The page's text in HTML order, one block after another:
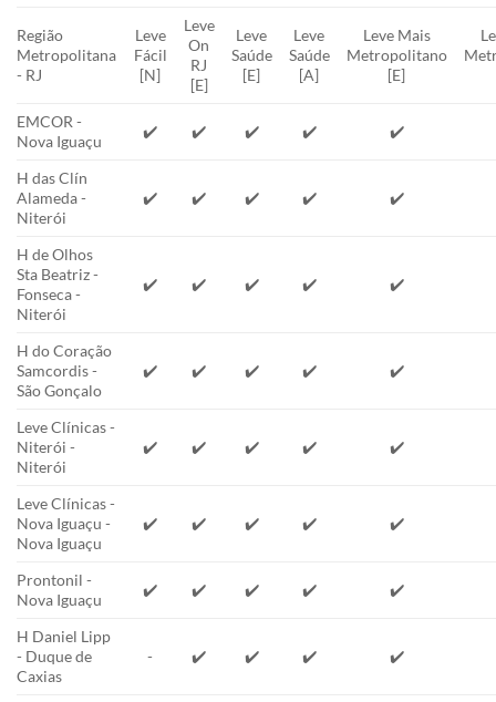
Região
Metropolitana
- RJ
Leve
Fácil
[N]
Leve
On
RJ
[E]
Leve
Saúde
[E]
Leve
Saúde
[A]
Leve Mais
Metropolitano
[E]
EMCOR -
Nova Iguaçu
✔️ ✔️ ✔️ ✔️ ✔️
H das Clín
Alameda -
Niterói
✔️ ✔️ ✔️ ✔️ ✔️
H de Olhos
Sta Beatriz -
Fonseca -
Niterói
✔️ ✔️ ✔️ ✔️ ✔️
H do Coração
Samcordis -
São Gonçalo
✔️ ✔️ ✔️ ✔️ ✔️
Leve Clínicas -
Niterói -
Niterói
✔️ ✔️ ✔️ ✔️ ✔️
Leve Clínicas -
Nova Iguaçu -
Nova Iguaçu
✔️ ✔️ ✔️ ✔️ ✔️
Prontonil -
Nova Iguaçu
✔️ ✔️ ✔️ ✔️ ✔️
H Daniel Lipp
- Duque de
Caxias
- ✔️ ✔️ ✔️ ✔️